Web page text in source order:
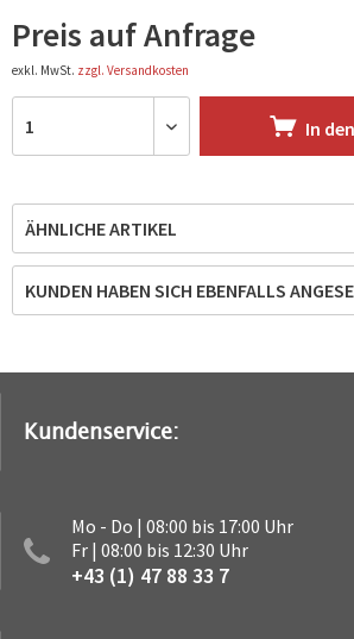
Preis auf Anfrage
exkl. MwSt. zzgl. Versandkosten
In den
ÄHNLICHE ARTIKEL
KUNDEN HABEN SICH EBENFALLS
Kundenservice:
Mo - Do | 08:00 bis 17:00 Uhr
Fr | 08:00 bis 12:30 Uhr
+43 (1) 47 88 33 7